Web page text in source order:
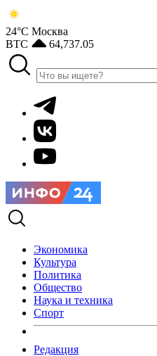
24°С Москва
BTC
64,737.05
Экономика
Культура
Политика
Общество
Наука и техника
Спорт
Редакция